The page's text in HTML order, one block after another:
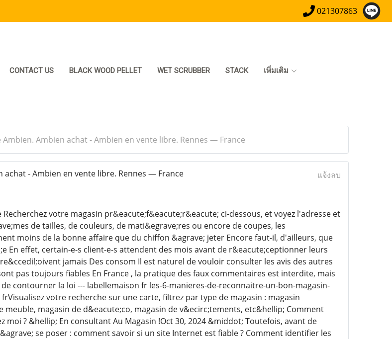
021307863
CONTACT US BLACK WOOD PELLET WET SCRUBBER STACK เพิ่มเติม
Ambien. Ambien achat - Ambien en vente libre. Rennes — France
achat - Ambien en vente libre. Rennes — France
แจ้งลบ
votre magasin pr&eacute;f&eacute;r&eacute; ci-dessous, et voyez l'adresse et
de tailles, de couleurs, de mati&egrave;res ou encore de coupes, les
moins de la bonne affaire que du chiffon &agrave; jeter Encore faut-il, d'ailleurs, que
En effet, certain-e-s client-e-s attendent des mois avant de r&eacute;ceptionner leurs
jamais Des consom Il est naturel de vouloir consulter les avis des autres
pas toujours fiables En France , la pratique des faux commentaires est interdite, mais
contourner la loi --- labellemaison fr les-6-manieres-de-reconnaitre-un-bon-magasin-
votre recherche sur une carte, filtrez par type de magasin : magasin
magasin de d&eacute;co, magasin de v&ecirc;tements, etc&hellip; Comment
moi ? &hellip; En consultant Au Magasin !Oct 30, 2024 &middot; Toutefois, avant de
se poser : comment savoir si un site Internet est fiable ? Comment identifier les